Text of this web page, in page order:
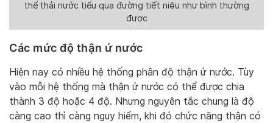
thể thải nước tiểu qua đường tiết niệu như bình thường
được
Các mức độ thận ứ nước
Hiện nay có nhiều hệ thống phân độ thận ứ nước. Tùy
vào mỗi hệ thống mà thận ứ nước có thể được chia
thành 3 độ hoặc 4 độ. Nhưng nguyên tắc chung là độ
càng cao thì càng nguy hiểm, khi đó chức năng thận có